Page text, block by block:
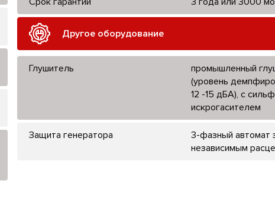
Другое оборудование
Глушитель
промышленный
(уровень
12 -15 дБА), с
искрогасителем
Защита генератора
3-фазный автомат
независимым